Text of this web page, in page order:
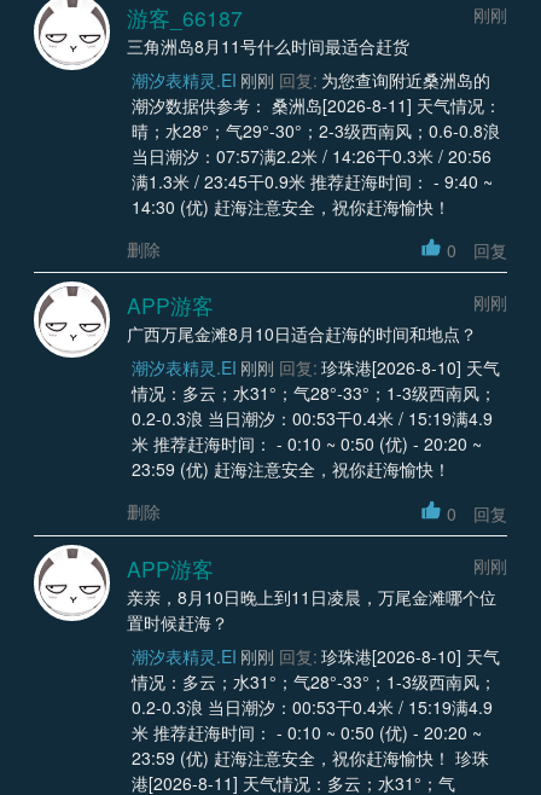
游客_66187
刚刚
三角洲岛8月11号什么时间最适合赶货
潮汐表精灵.EI 刚刚 回复: 为您查询附近桑洲岛的
潮汐数据供参考： 桑洲岛[2026-8-11] 天气情况：
晴；水28°；气29°-30°；2-3级西南风；0.6-0.8浪
当日潮汐：07:57满2.2米 / 14:26干0.3米 / 20:56
满1.3米 / 23:45干0.9米 推荐赶海时间： - 9:40 ~
14:30 (优) 赶海注意安全，祝你赶海愉快！
删除
0 回复
APP游客
刚刚
广西万尾金滩8月10日适合赶海的时间和地点？
潮汐表精灵.EI 刚刚 回复: 珍珠港[2026-8-10] 天气
情况：多云；水31°；气28°-33°；1-3级西南风；
0.2-0.3浪 当日潮汐：00:53干0.4米 / 15:19满4.9
米 推荐赶海时间： - 0:10 ~ 0:50 (优) - 20:20 ~
23:59 (优) 赶海注意安全，祝你赶海愉快！
删除
0 回复
APP游客
刚刚
亲亲，8月10日晚上到11日凌晨，万尾金滩哪个位
置时候赶海？
潮汐表精灵.EI 刚刚 回复: 珍珠港[2026-8-10] 天气
情况：多云；水31°；气28°-33°；1-3级西南风；
0.2-0.3浪 当日潮汐：00:53干0.4米 / 15:19满4.9
米 推荐赶海时间： - 0:10 ~ 0:50 (优) - 20:20 ~
23:59 (优) 赶海注意安全，祝你赶海愉快！ 珍珠
港[2026-8-11] 天气情况：多云；水31°；气